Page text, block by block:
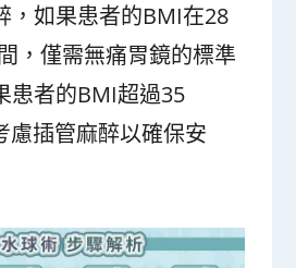
，如果患者的BMI在28
，僅需無痛胃鏡的標準
患者的BMI超過35
慮插管麻醉以確保安